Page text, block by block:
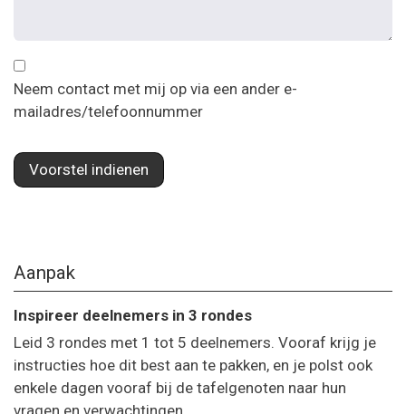
Neem contact met mij op via een ander e-
mailadres/telefoonnummer
Voorstel indienen
Aanpak
Inspireer deelnemers in 3 rondes
Leid 3 rondes met 1 tot 5 deelnemers. Vooraf krijg je
instructies hoe dit best aan te pakken, en je polst ook
enkele dagen vooraf bij de tafelgenoten naar hun
vragen en verwachtingen.